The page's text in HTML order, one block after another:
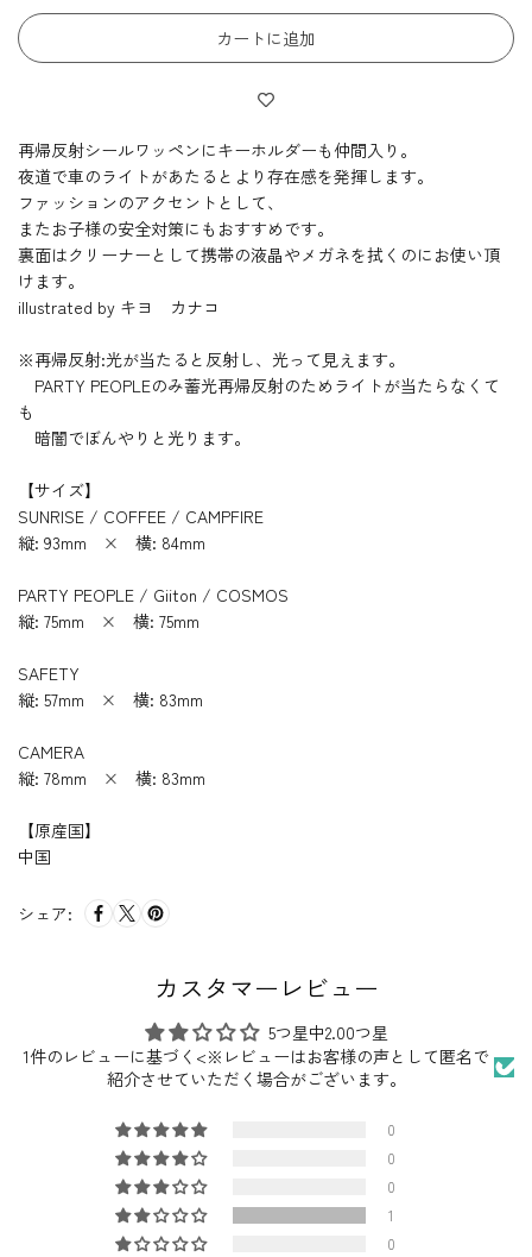
カートに追加
再帰反射シールワッペンにキーホルダーも仲間入り。
夜道で車のライトがあたるとより存在感を発揮します。
ファッションのアクセントとして、
またお子様の安全対策にもおすすめです。
裏面はクリーナーとして携帯の液晶やメガネを拭くのにお使い頂
けます。
illustrated by キヨ カナコ
※再帰反射:光が当たると反射し、光って見えます。
PARTY PEOPLEのみ蓄光再帰反射のためライトが当たらなくて
も
暗闇でぼんやりと光ります。
【サイズ】
SUNRISE / COFFEE / CAMPFIRE
縦: 93mm × 横: 84mm
PARTY PEOPLE / Giiton / COSMOS
縦: 75mm × 横: 75mm
SAFETY
縦: 57mm × 横: 83mm
CAMERA
縦: 78mm × 横: 83mm
【原産国】
中国
シェア:
カスタマーレビュー
5つ星中2.00つ星
1件のレビューに基づく<※レビューはお客様の声として匿名で
紹介させていただく場合がございます。
0
0
0
1
0